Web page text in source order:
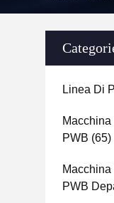
Linea Di
PWB (65)
Macchina
PWB